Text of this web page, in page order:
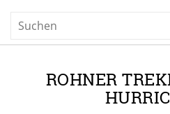
ROHNER